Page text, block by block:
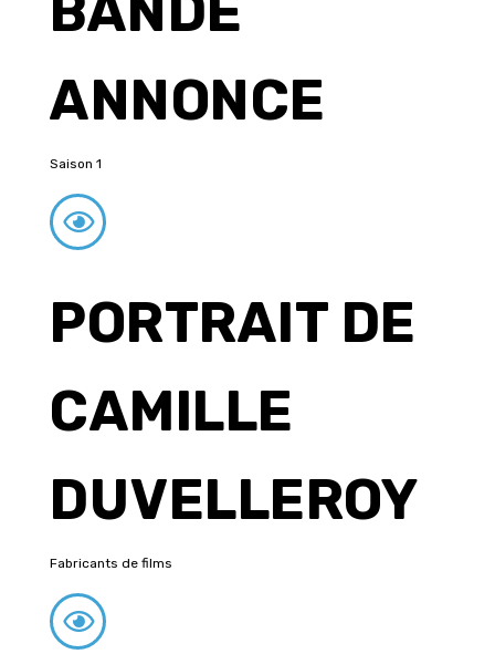
ANNONCE
Saison 1
PORTRAIT DE
CAMILLE
DUVELLEROY
Fabricants de films